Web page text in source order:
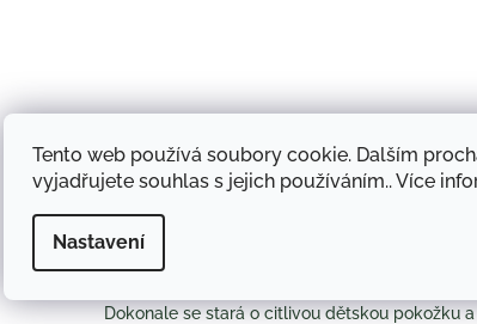
Tento web používá soubory cookie. Dalším
vyjadřujete souhlas s jejich používáním.. Více
Nastavení
Dětský
Dokonale se stará o citlivou dětskou pokožku